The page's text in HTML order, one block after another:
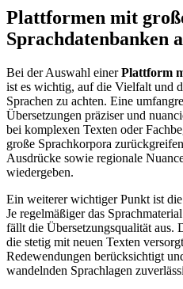
Plattformen mit
Sprachdatenbanken
Bei der Auswahl einerPlattform
ist es wichtig, auf die Vielfalt und
Sprachen zu achten. Eine
Übersetzungen präziser und
bei komplexen Texten oder
große Sprachkorpora
Ausdrücke sowie regionale
wiedergeben.
Ein weiterer wichtiger Punkt ist
Je regelmäßiger das
fällt die Übersetzungsqualität aus.
die stetig mit neuen Texten
Redewendungen berücksichtigt
wandelnden Sprachlagen